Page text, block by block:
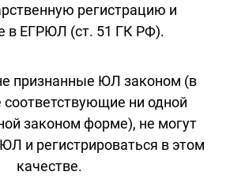
регистрацию и
в ЕГРЮЛ (ст. 51 ГК РФ).
признанные ЮЛ законом (в
соответствующие ни одной
законом форме), не могут
и регистрироваться в этом
качестве.